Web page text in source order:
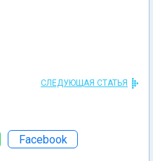
СЛЕДУЮЩАЯ СТАТЬЯ
Facebook